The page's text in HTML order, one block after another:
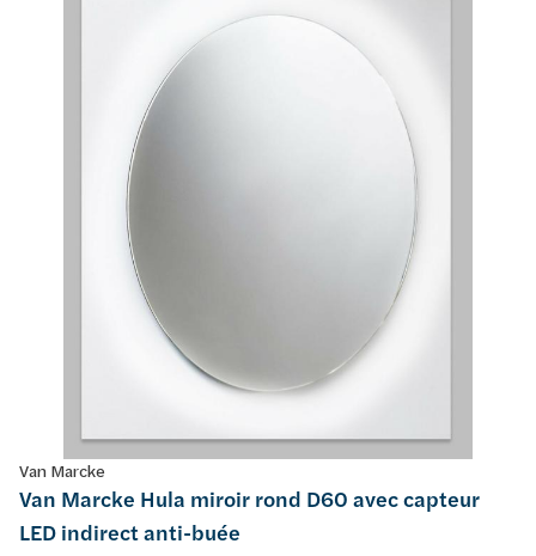
Van Marcke
Van Marcke Hula miroir rond D60 avec capteur
LED indirect anti-buée